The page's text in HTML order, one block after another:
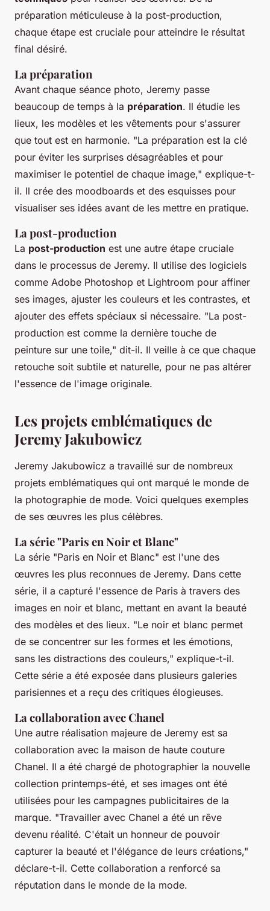
préparation méticuleuse à la post-production,
chaque étape est cruciale pour atteindre le résultat
final désiré.
La préparation
Avant chaque séance photo, Jeremy passe
beaucoup de temps à la préparation. Il étudie les
lieux, les modèles et les vêtements pour s'assurer
que tout est en harmonie. "La préparation est la clé
pour éviter les surprises désagréables et pour
maximiser le potentiel de chaque image," explique-t-
il. Il crée des moodboards et des esquisses pour
visualiser ses idées avant de les mettre en pratique.
La post-production
La post-production est une autre étape cruciale
dans le processus de Jeremy. Il utilise des logiciels
comme Adobe Photoshop et Lightroom pour affiner
ses images, ajuster les couleurs et les contrastes, et
ajouter des effets spéciaux si nécessaire. "La post-
production est comme la dernière touche de
peinture sur une toile," dit-il. Il veille à ce que chaque
retouche soit subtile et naturelle, pour ne pas altérer
l'essence de l'image originale.
Les projets emblématiques de
Jeremy Jakubowicz
Jeremy Jakubowicz a travaillé sur de nombreux
projets emblématiques qui ont marqué le monde de
la photographie de mode. Voici quelques exemples
de ses œuvres les plus célèbres.
La série "Paris en Noir et Blanc"
La série "Paris en Noir et Blanc" est l'une des
œuvres les plus reconnues de Jeremy. Dans cette
série, il a capturé l'essence de Paris à travers des
images en noir et blanc, mettant en avant la beauté
des modèles et des lieux. "Le noir et blanc permet
de se concentrer sur les formes et les émotions,
sans les distractions des couleurs," explique-t-il.
Cette série a été exposée dans plusieurs galeries
parisiennes et a reçu des critiques élogieuses.
La collaboration avec Chanel
Une autre réalisation majeure de Jeremy est sa
collaboration avec la maison de haute couture
Chanel. Il a été chargé de photographier la nouvelle
collection printemps-été, et ses images ont été
utilisées pour les campagnes publicitaires de la
marque. "Travailler avec Chanel a été un rêve
devenu réalité. C'était un honneur de pouvoir
capturer la beauté et l'élégance de leurs créations,"
déclare-t-il. Cette collaboration a renforcé sa
réputation dans le monde de la mode.